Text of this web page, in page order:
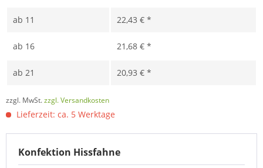
ab 11 22,43 € *
ab 16 21,68 € *
ab 21 20,93 € *
zzgl. MwSt.zzgl. Versandkosten
Lieferzeit: ca. 5 Werktage
Konfektion Hissfahne